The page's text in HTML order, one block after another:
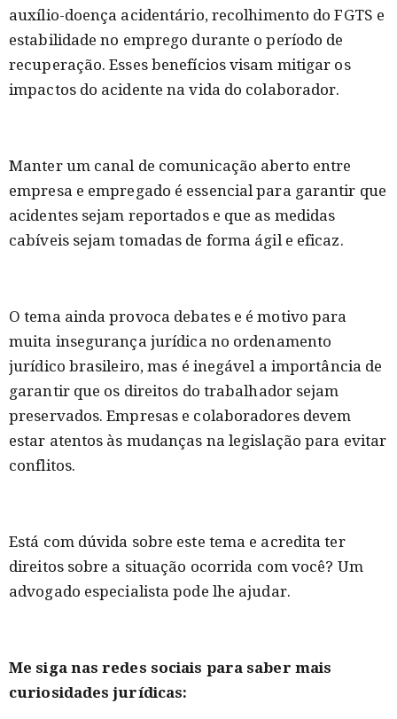
auxílio-doença acidentário, recolhimento do FGTS e
estabilidade no emprego durante o período de
recuperação. Esses benefícios visam mitigar os
impactos do acidente na vida do colaborador.
Manter um canal de comunicação aberto entre
empresa e empregado é essencial para garantir que
acidentes sejam reportados e que as medidas
cabíveis sejam tomadas de forma ágil e eficaz.
O tema ainda provoca debates e é motivo para
muita insegurança jurídica no ordenamento
jurídico brasileiro, mas é inegável a importância de
garantir que os direitos do trabalhador sejam
preservados. Empresas e colaboradores devem
estar atentos às mudanças na legislação para evitar
conflitos.
Está com dúvida sobre este tema e acredita ter
direitos sobre a situação ocorrida com você? Um
advogado especialista pode lhe ajudar.
Me siga nas redes sociais para saber mais
curiosidades jurídicas: